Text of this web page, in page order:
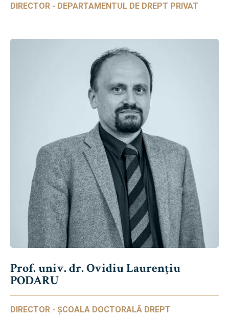
DIRECTOR - DEPARTAMENTUL DE DREPT PRIVAT
Prof. univ. dr. Ovidiu Laurențiu
PODARU
DIRECTOR - ȘCOALA DOCTORALĂ DREPT